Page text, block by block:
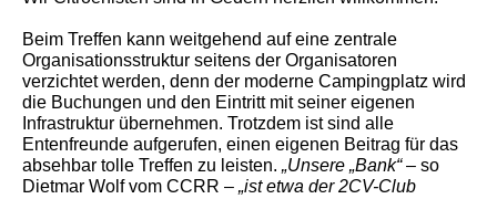
Beim Treffen kann weitgehend auf eine zentrale
Organisationsstruktur seitens der Organisatoren
verzichtet werden, denn der moderne Campingplatz wird
die Buchungen und den Eintritt mit seiner eigenen
Infrastruktur übernehmen. Trotzdem ist sind alle
Entenfreunde aufgerufen, einen eigenen Beitrag für das
absehbar tolle Treffen zu leisten. „Unsere „Bank“– so
Dietmar Wolf vom CCRR – „ist etwa der 2CV-Club